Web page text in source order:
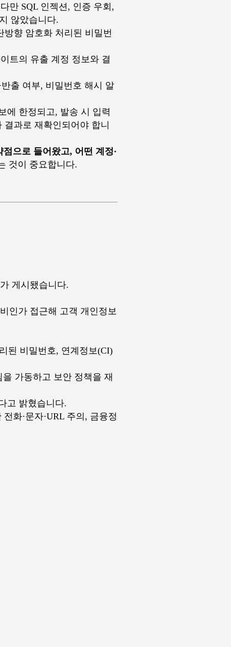
만 SQL 인젝션, 인증 우회,
않았습니다.
향 암호화 처리된 비밀번
트의 유출 계정 정보와 결
출 여부, 비밀번호 해시 알
에 한정되고, 발송 시 입력
과로 재확인되어야 합니
점으로 들어왔고, 어떤 계정·
것이 중요합니다.
게시됐습니다.
인가 접근해 고객 개인정보
된 비밀번호, 연계정보(CI)
가동하고 보안 정책을 재
고 밝혔습니다.
화·문자·URL 주의, 금융정